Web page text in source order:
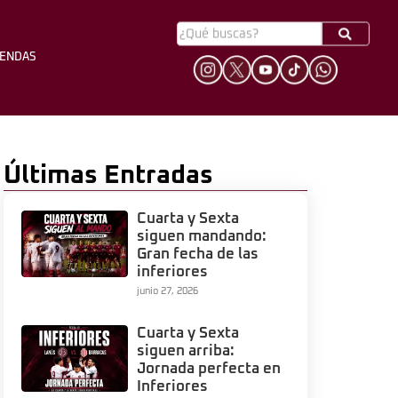
HINCHADA
Últimas Entradas
Cuarta y Sexta
siguen mandando:
Gran fecha de las
inferiores
junio 27, 2026
Cuarta y Sexta
siguen arriba:
Jornada perfecta en
Inferiores